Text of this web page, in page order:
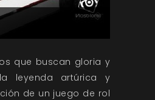
que buscan gloria y
leyenda artúrica y
de un juego de rol